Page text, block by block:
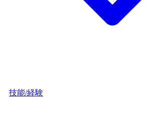
技能/経験